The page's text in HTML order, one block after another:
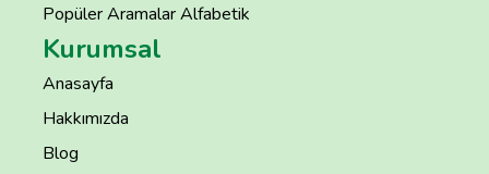
Popüler Aramalar Alfabetik
Kurumsal
Anasayfa
Hakkımızda
Blog